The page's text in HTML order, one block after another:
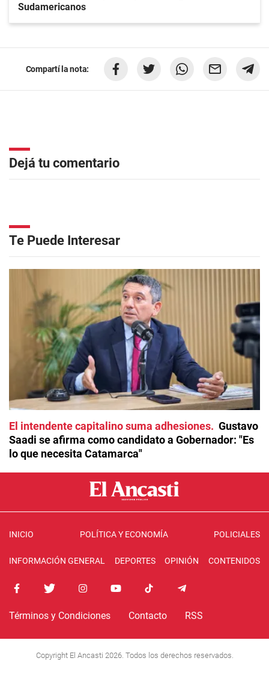
Sudamericanos
Compartí la nota:
Dejá tu comentario
Te Puede Interesar
El intendente capitalino suma adhesiones
Gustavo
Saadi se afirma como candidato a Gobernador: "Es
lo que necesita Catamarca"
INICIO POLÍTICA Y ECONOMÍA POLICIALES
INFORMACIÓN GENERAL DEPORTES OPINIÓN CONTENIDOS
Términos y Condiciones Contacto RSS
Copyright El Ancasti 2026. Todos los derechos reservados.